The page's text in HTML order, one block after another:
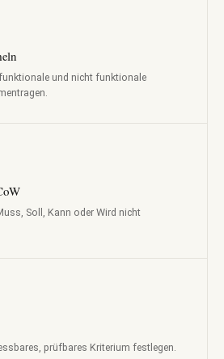
und nicht funktionale
Soll, Kann oder Wird nicht
prüfbares Kriterium festlegen.